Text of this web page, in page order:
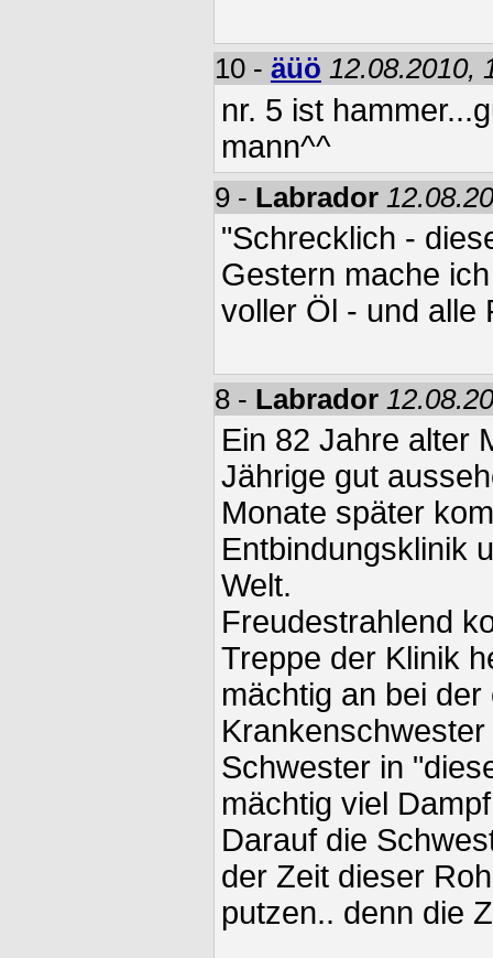
10 - äüö 12.08.2010,
nr. 5 ist
mann^^
9 - Labrador
"Schrecklich -
Gestern mache
voller Öl - und alle
8 - Labrador
Ein 82 Jahre alter
Jährige gut
Monate später
Entbindungsklinik
Welt.
Freudestrahlend
Treppe der Klinik
mächtig an bei
Schwester in
mächtig viel
Darauf die
der Zeit dieser
putzen.. denn die